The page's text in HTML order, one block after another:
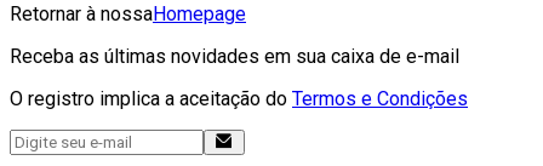
Retornar à nossaHomepage
Receba as últimas novidades em sua caixa de e-mail
O registro implica a aceitação do Termos e Condições